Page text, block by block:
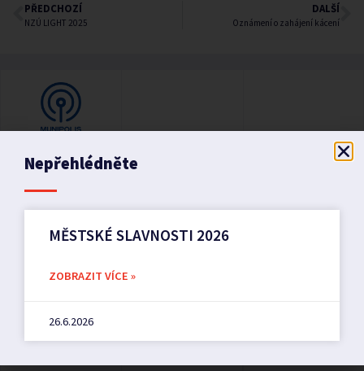
PŘEDCHOZÍ
NZÚ LIGHT 2025
DALŠÍ
Oznámení o zahájení kácení
Nepřehlédněte
MĚSTSKÉ SLAVNOSTI 2026
ZOBRAZIT VÍCE »
26.6.2026